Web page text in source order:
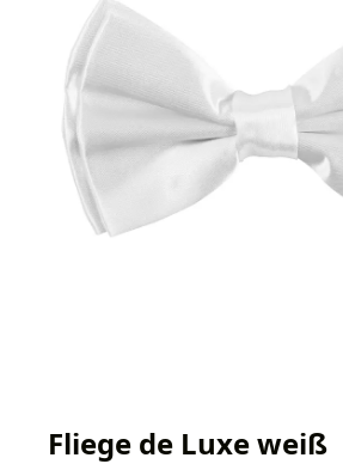
Fliege de Luxe weiß